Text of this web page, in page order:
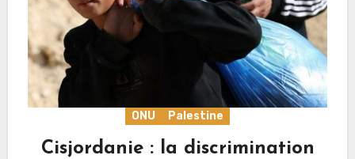
ONU Palestine
Cisjordanie : la discrimination